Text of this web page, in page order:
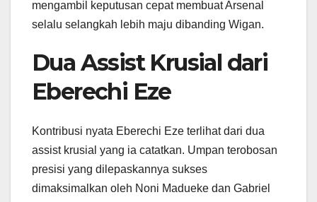
mengambil keputusan cepat membuat Arsenal
selalu selangkah lebih maju dibanding Wigan.
Dua Assist Krusial dari
Eberechi Eze
Kontribusi nyata Eberechi Eze terlihat dari dua
assist krusial yang ia catatkan. Umpan terobosan
presisi yang dilepaskannya sukses
dimaksimalkan oleh Noni Madueke dan Gabriel